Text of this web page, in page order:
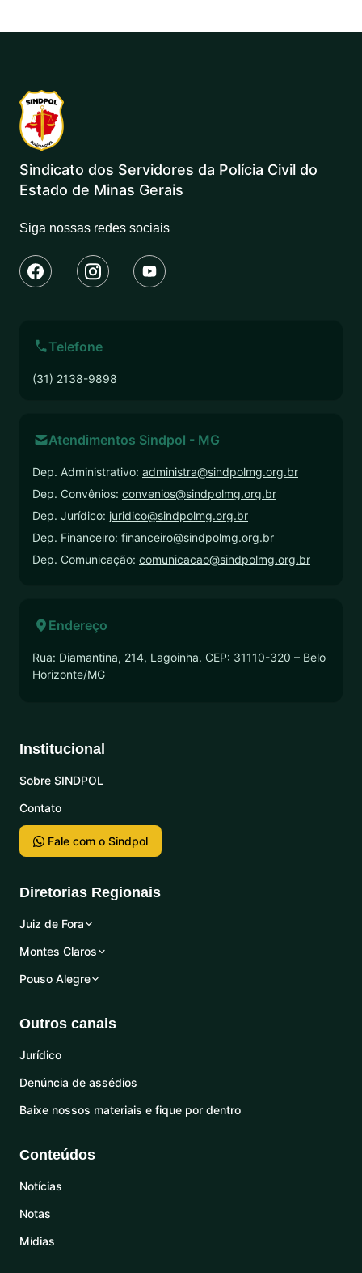
Sindicato dos Servidores da Polícia Civil do
Estado de Minas Gerais
Siga nossas redes sociais
Telefone
(31) 2138-9898
Atendimentos Sindpol - MG
Dep. Administrativo: administra@sindpolmg.org.br
Dep. Convênios: convenios@sindpolmg.org.br
Dep. Jurídico: juridico@sindpolmg.org.br
Dep. Financeiro: financeiro@sindpolmg.org.br
Dep. Comunicação: comunicacao@sindpolmg.org.br
Endereço
Rua: Diamantina, 214, Lagoinha. CEP: 31110-320 – Belo
Horizonte/MG
Institucional
Sobre SINDPOL
Contato
Fale com o Sindpol
Diretorias Regionais
Juiz de Fora
Montes Claros
Pouso Alegre
Outros canais
Jurídico
Denúncia de assédios
Baixe nossos materiais e fique por dentro
Conteúdos
Notícias
Notas
Mídias